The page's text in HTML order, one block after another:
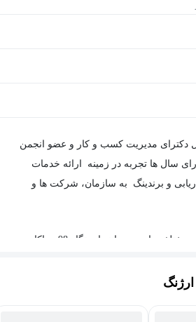
دکترای مدیریت کسب و کار و عضو انجمن
سال ها تجربه در زمینه ارائه خدمات
و برندینگ به سازمان، شرکت ها و
از سال 1398 در برنامه های مختلف رادیویی مانند ایستگاه 98 و پاکار به
این مسیر بوده ام.